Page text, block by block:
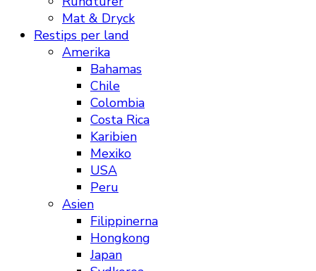
Mat & Dryck
Restips per land
Amerika
Bahamas
Chile
Colombia
Costa Rica
Karibien
Mexiko
USA
Peru
Asien
Filippinerna
Hongkong
Japan